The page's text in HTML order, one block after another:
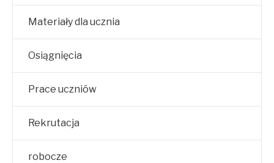
Materiały dla ucznia
Osiągnięcia
Prace uczniów
Rekrutacja
robocze